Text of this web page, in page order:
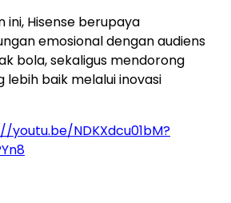
ini, Hisense berupaya
emosional dengan audiens
bola, sekaligus mendorong
lebih baik melalui inovasi
youtu.be/NDKXdcu01bM?